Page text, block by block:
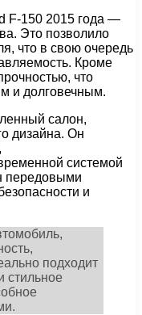
F-150 2015 года —
Это позволило
что в свою очередь
Кроме
что
и долговечным.
салон,
дизайна. Он
системой
передовыми
и
подходит
стильное